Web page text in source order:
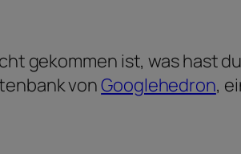
gekommen ist, was hast
vonGooglehedron,